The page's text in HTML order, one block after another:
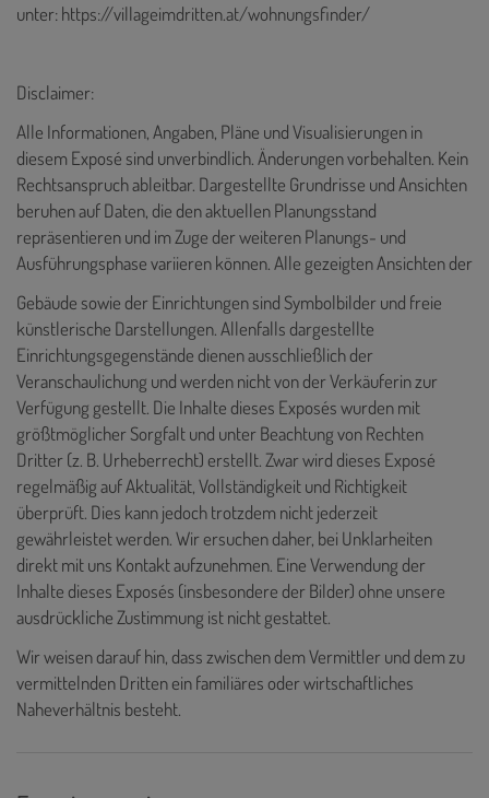
unter:https://villageimdritten.at/wohnungsfinder/
Disclaimer:
Alle Informationen, Angaben, Pläne und Visualisierungen in
diesem Exposé sind unverbindlich. Änderungen vorbehalten. Kein
Rechtsanspruch ableitbar. Dargestellte Grundrisse und Ansichten
beruhen auf Daten, die den aktuellen Planungsstand
repräsentieren und im Zuge der weiteren Planungs- und
Ausführungsphase variieren können. Alle gezeigten Ansichten der
Gebäude sowie der Einrichtungen sind Symbolbilder und freie
künstlerische Darstellungen. Allenfalls dargestellte
Einrichtungsgegenstände dienen ausschließlich der
Veranschaulichung und werden nicht von der Verkäuferin zur
Verfügung gestellt. Die Inhalte dieses Exposés wurden mit
größtmöglicher Sorgfalt und unter Beachtung von Rechten
Dritter (z. B. Urheberrecht) erstellt. Zwar wird dieses Exposé
regelmäßig auf Aktualität, Vollständigkeit und Richtigkeit
überprüft. Dies kann jedoch trotzdem nicht jederzeit
gewährleistet werden. Wir ersuchen daher, bei Unklarheiten
direkt mit uns Kontakt aufzunehmen. Eine Verwendung der
Inhalte dieses Exposés (insbesondere der Bilder) ohne unsere
ausdrückliche Zustimmung ist nicht gestattet.
Wir weisen darauf hin, dass zwischen dem Vermittler und dem zu
vermittelnden Dritten ein familiäres oder wirtschaftliches
Naheverhältnis besteht.